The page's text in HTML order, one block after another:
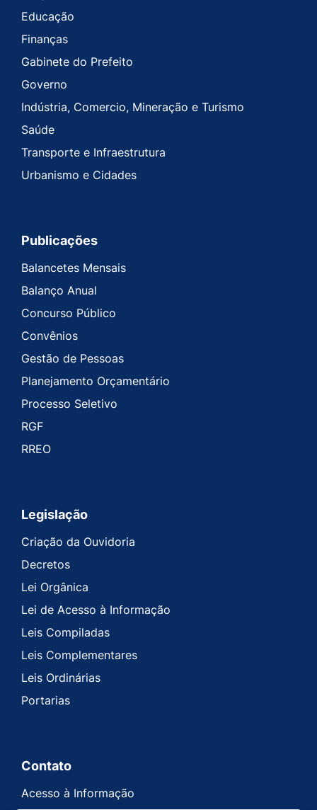
Educação
Finanças
Gabinete do Prefeito
Governo
Indústria, Comercio, Mineração e Turismo
Saúde
Transporte e Infraestrutura
Urbanismo e Cidades
Publicações
Balancetes Mensais
Balanço Anual
Concurso Público
Convênios
Gestão de Pessoas
Planejamento Orçamentário
Processo Seletivo
RGF
RREO
Legislação
Criação da Ouvidoria
Decretos
Lei Orgânica
Lei de Acesso à Informação
Leis Compiladas
Leis Complementares
Leis Ordinárias
Portarias
Contato
Acesso à Informação